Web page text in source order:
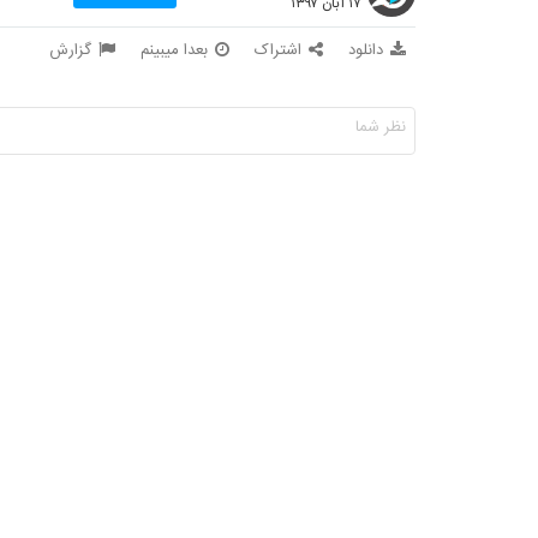
دانلود اشتراک بعدا میبینم گزارش